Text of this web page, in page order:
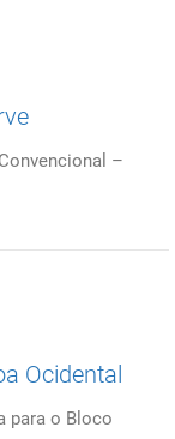
–
Ocidental
para o Bloco